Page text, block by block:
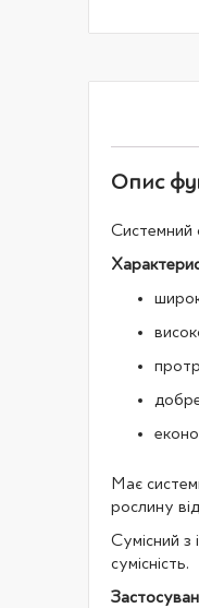
Опис
Системний
Має
рослину
Сумісний з
сумісність.